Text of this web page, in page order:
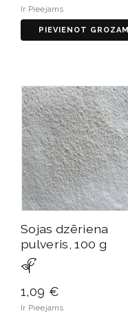
Ir Pieejams
PIEVIENOT GROZAM
Sojas dzēriena
pulveris, 100 g
1,09 €
Ir Pieejams